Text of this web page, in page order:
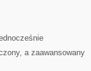
a zaawansowany